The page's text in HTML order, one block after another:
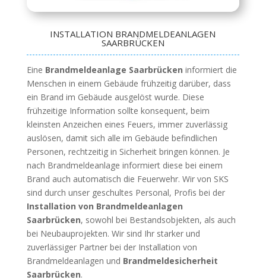
INSTALLATION BRANDMELDEANLAGEN
SAARBRÜCKEN
Eine Brandmeldeanlage Saarbrücken informiert die
Menschen in einem Gebäude frühzeitig darüber, dass
ein Brand im Gebäude ausgelöst wurde. Diese
frühzeitige Information sollte konsequent, beim
kleinsten Anzeichen eines Feuers, immer zuverlässig
auslösen, damit sich alle im Gebäude befindlichen
Personen, rechtzeitig in Sicherheit bringen können. Je
nach Brandmeldeanlage informiert diese bei einem
Brand auch automatisch die Feuerwehr. Wir von SKS
sind durch unser geschultes Personal, Profis bei der
Installation von Brandmeldeanlagen
Saarbrücken, sowohl bei Bestandsobjekten, als auch
bei Neubauprojekten. Wir sind Ihr starker und
zuverlässiger Partner bei der Installation von
Brandmeldeanlagen und Brandmeldesicherheit
Saarbrücken.